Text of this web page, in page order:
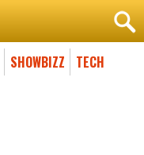
SHOWBIZZ TECH